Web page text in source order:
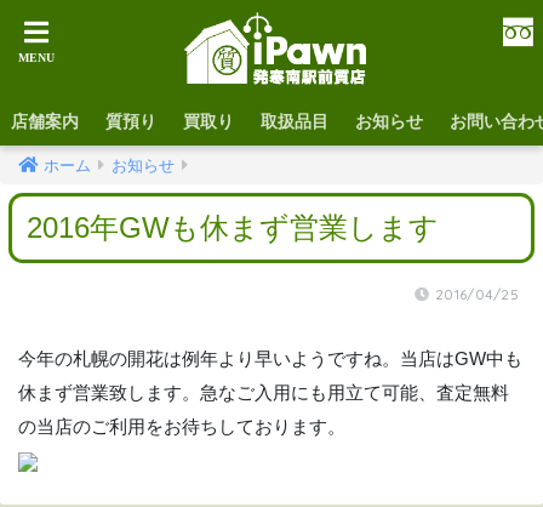
店舗案内 質預り 買取り 取扱品目 お知らせ お問い合わ
ホーム お知らせ
2016年GWも休まず営業します
2016/04/25
今年の札幌の開花は例年より早いようですね。当店はGW中も
休まず営業致します。急なご入用にも用立て可能、査定無料
の当店のご利用をお待ちしております。